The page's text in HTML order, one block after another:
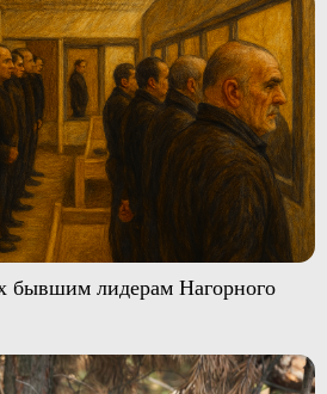
бывшим лидерам Нагорного